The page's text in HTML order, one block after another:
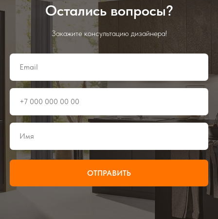
Остались вопросы?
Закажите консультацию дизайнера!
ОТПРАВИТЬ